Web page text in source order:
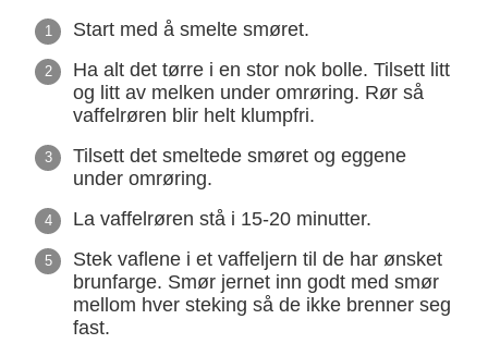
Start med å smelte smøret.
Ha alt det tørre i en stor nok bolle. Tilsett litt
og litt av melken under omrøring. Rør så
vaffelrøren blir helt klumpfri.
Tilsett det smeltede smøret og eggene
under omrøring.
La vaffelrøren stå i 15-20 minutter.
Stek vaflene i et vaffeljern til de har ønsket
brunfarge. Smør jernet inn godt med smør
mellom hver steking så de ikke brenner seg
fast.